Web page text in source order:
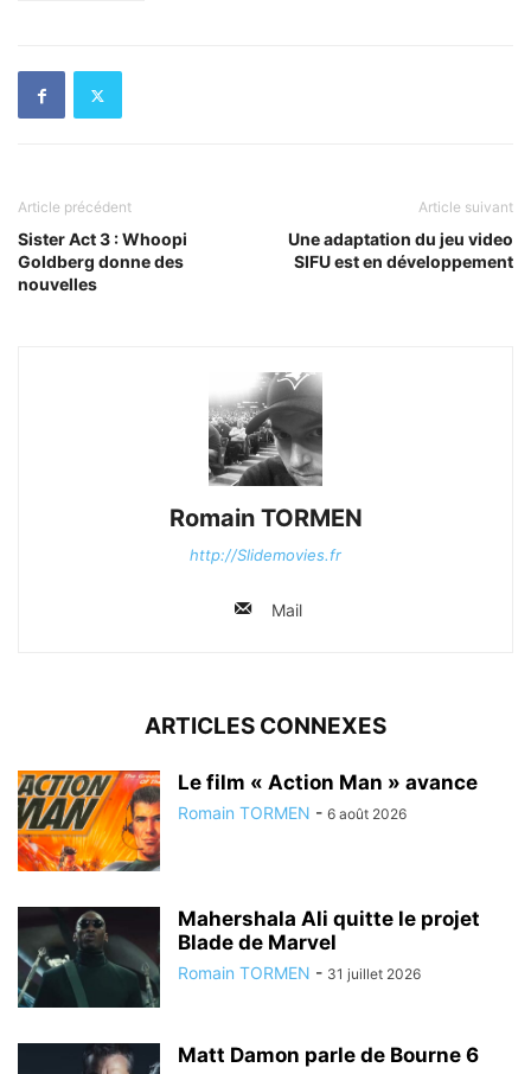
Article précédent
Sister Act 3 : Whoopi
Goldberg donne des
nouvelles
Article suivant
Une adaptation du jeu video
SIFU est en développement
Romain TORMEN
http://Slidemovies.fr
Mail
ARTICLES CONNEXES
Le film « Action Man » avance
Romain TORMEN - 6 août 2026
Mahershala Ali quitte le projet
Blade de Marvel
Romain TORMEN - 31 juillet 2026
Matt Damon parle de Bourne 6